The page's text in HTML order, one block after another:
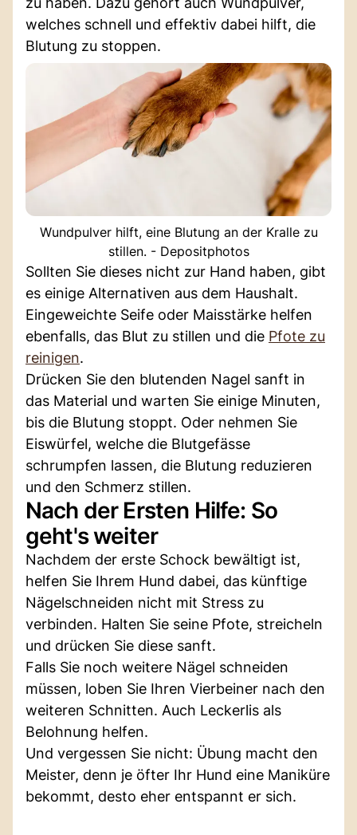
welches schnell und effektiv dabei hilft, die
Blutung zu stoppen.
Wundpulver hilft, eine Blutung an der Kralle zu
stillen. - Depositphotos
Sollten Sie dieses nicht zur Hand haben, gibt
es einige Alternativen aus dem Haushalt.
Eingeweichte Seife oder Maisstärke helfen
ebenfalls, das Blut zu stillen und die Pfote zu
reinigen.
Drücken Sie den blutenden Nagel sanft in
das Material und warten Sie einige Minuten,
bis die Blutung stoppt. Oder nehmen Sie
Eiswürfel, welche die Blutgefässe
schrumpfen lassen, die Blutung reduzieren
und den Schmerz stillen.
Nach der Ersten Hilfe: So
geht's weiter
Nachdem der erste Schock bewältigt ist,
helfen Sie Ihrem Hund dabei, das künftige
Nägelschneiden nicht mit Stress zu
verbinden. Halten Sie seine Pfote, streicheln
und drücken Sie diese sanft.
Falls Sie noch weitere Nägel schneiden
müssen, loben Sie Ihren Vierbeiner nach den
weiteren Schnitten. Auch Leckerlis als
Belohnung helfen.
Und vergessen Sie nicht: Übung macht den
Meister, denn je öfter Ihr Hund eine Maniküre
bekommt, desto eher entspannt er sich.